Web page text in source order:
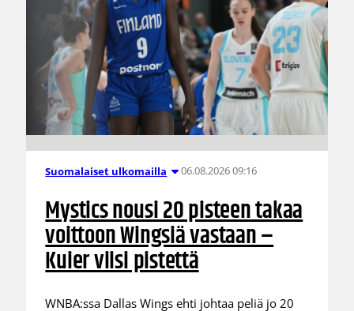
Suomalaiset ulkomailla 06.08.2026 09:16
Mystics nousi 20 pisteen takaa
voittoon Wingsiä vastaan –
Kuier viisi pistettä
WNBA:ssa Dallas Wings ehti johtaa peliä jo 20